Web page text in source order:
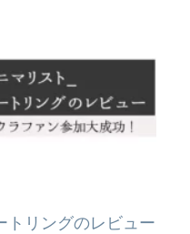
トリングのレビュー